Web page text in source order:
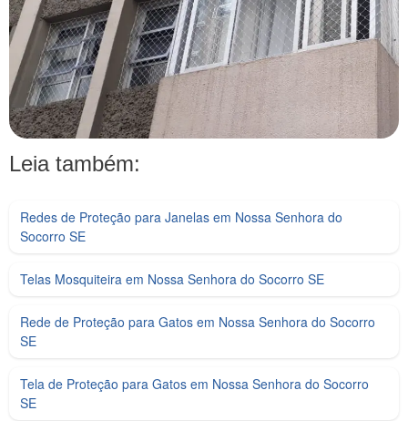
Leia também:
Redes de Proteção para Janelas em Nossa Senhora do
Socorro SE
Telas Mosquiteira em Nossa Senhora do Socorro SE
Rede de Proteção para Gatos em Nossa Senhora do Socorro
SE
Tela de Proteção para Gatos em Nossa Senhora do Socorro
SE